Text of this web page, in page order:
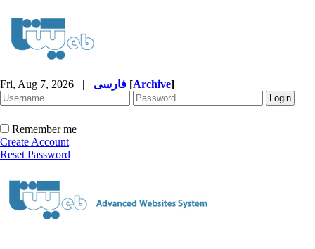
Fri, Aug 7, 2026 | [Archive]
Remember me
Create Account
Reset Password